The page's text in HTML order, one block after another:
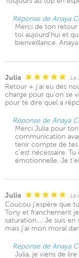
Réponse de Anaya
Merci de ton retour
toi aujourd'hui et
bienveillance.
Julia Le
Retour + j’ai eu des
charge pour qu’on se
pour te dire quel a
Réponse de Anaya
Merci Julia pour
communication
tenir compte de tes
c'est nécessaire.
émotionnelle. Je
Julia Le
Coucou j’espère que
Tony et franchement
saturation…. Je suis en
mais j’ai mon moral
Réponse de Anaya
Julia, je viens de